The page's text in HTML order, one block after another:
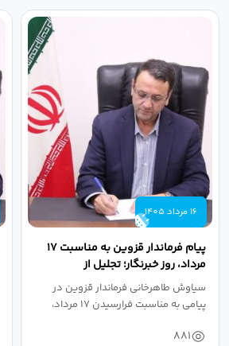
16 مرداد 1405
پیام فرماندار قزوین به مناسبت ۱۷
مرداد، روز خبرنگار؛ تجلیل از
طلایه‌داران...
سیاوش طاهرخانی فرماندار قزوین در
پیامی به مناسبت فرارسیدن ۱۷ مرداد،
881